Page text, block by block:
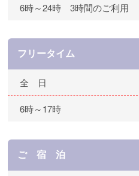
6時～24時 3時間のご利用
フリータイム
全 日
6時～17時
ご 宿 泊